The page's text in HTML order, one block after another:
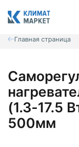
Главная страница
(1.3-17.5
500мм